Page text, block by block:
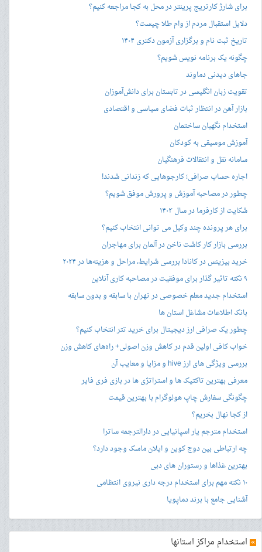
برای شارژ کارتریج پرینتر در محل به کجا مراجعه کنیم؟
دلایل استقبال مردم از وام طلا چیست؟
تاریخ ثبت نام و برگزاری آزمون دکتری ۱۴۰۴
چگونه یک برنامه نویس شویم؟
جاهای دیدنی دماوند
تقویت زبان انگلیسی در تابستان برای دانش‌آموزان
بازار آهن در انتظار ثبات فضای سیاسی و اقتصادی
استخدام نگهبان ساختمان
آموزش موسیقی به کودکان
سامانه نقل و انتقالات فرهنگیان
اجاره حساب صرافی؛ کارجوهایی که زندانی شدند!
چطور در مصاحبه‌ آموزش و پرورش موفق شویم؟
شکایت از کارفرما در سال ۱۴۰۳
برای هر پرونده چند وکیل می توانی انتخاب کنیم؟
بررسی بازار کار کاشت ناخن در آلمان برای مهاجران
خرید بیزینس در کانادا بررسی شرایط، مراحل و هزینه‌ها در ۲۰۲۴
۹ نکته تاثیر گذار برای موفقیت در مصاحبه کاری آنلاین
استخدام جدید معلم خصوصی در تهران با سابقه و بدون سابقه
بانک اطلاعات مشاغل استان ها
چطور یک صرافی ارز دیجیتال برای خرید تتر انتخاب کنیم؟
خواب کافی اولین قدم در کاهش وزن اصولی+ راه‌های کاهش وزن
بررسی ویژگی های ارز hive و مزایا و معایب آن
معرفی بهترین تاکتیک ها و استراتژی ها در بازی فری فایر
چگونگی سفارش چاپ هولوگرام با بهترین قیمت
از کجا نهال بخریم؟
استخدام مترجم یار اسپانیایی در دارالترجمه ساترا
چه ارتباطی بین دوج کوین و ایلان ماسک وجود دارد؟
بهترین غذاها و رستوران های دبی
۱۰ نکته مهم برای استخدام درجه داری نیروی انتظامی
آشنایی جامع با برند دماپویا
» استخدام مراکز استانها